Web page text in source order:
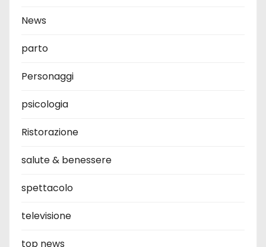
News
parto
Personaggi
psicologia
Ristorazione
salute & benessere
spettacolo
televisione
top news